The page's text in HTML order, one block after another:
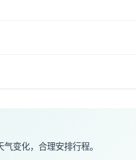
变化，合理安排行程。